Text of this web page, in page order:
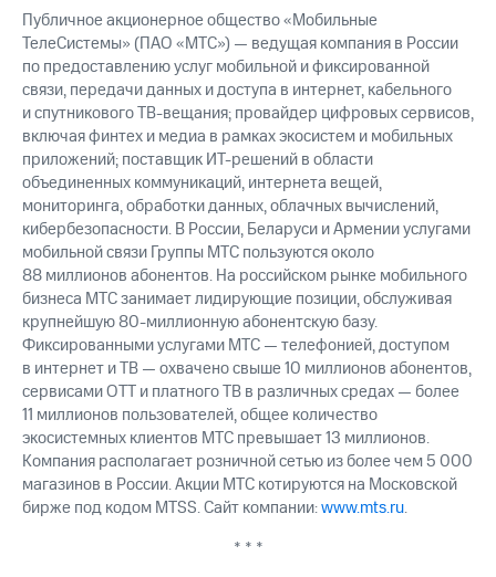
о
погашении
именных
облигаций
Другое
Регистратор
Реквизиты
Контакты
развитие
деловая этика
На главную
Публичное акционерное общество «Мобильные
ТелеСистемы» (ПАО «МТС») — ведущая компания в России
по предоставлению услуг мобильной и фиксированной
связи, передачи данных и доступа в интернет, кабельного
и спутникового ТВ-вещания; провайдер цифровых сервисов,
включая финтех и медиа в рамках экосистем и мобильных
приложений; поставщик ИТ-решений в области
объединенных коммуникаций, интернета вещей,
мониторинга, обработки данных, облачных вычислений,
кибербезопасности. В России, Беларуси и Армении услугами
мобильной связи Группы МТС пользуются около
88 миллионов абонентов. На российском рынке мобильного
бизнеса МТС занимает лидирующие позиции, обслуживая
крупнейшую 80-миллионную абонентскую базу.
Фиксированными услугами МТС — телефонией, доступом
в интернет и ТВ — охвачено свыше 10 миллионов абонентов,
сервисами OTT и платного ТВ в различных средах — более
11 миллионов пользователей, общее количество
экосистемных клиентов МТС превышает 13 миллионов.
Компания располагает розничной сетью из более чем 5 000
магазинов в России. Акции МТС котируются на Московской
бирже под кодом MTSS. Сайт компании:www.mts.ru.
* * *